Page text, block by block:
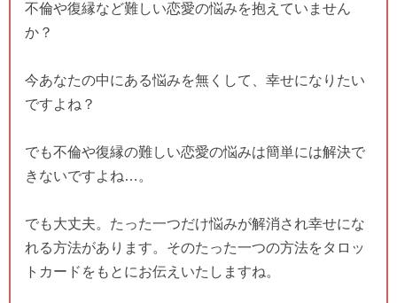
不倫や復縁など難しい恋愛の悩みを抱えていません
か？
今あなたの中にある悩みを無くして、幸せになりたい
ですよね？
でも不倫や復縁の難しい恋愛の悩みは簡単には解決で
きないですよね…。
でも大丈夫。たった一つだけ悩みが解消され幸せにな
れる方法があります。そのたった一つの方法をタロッ
トカードをもとにお伝えいたしますね。